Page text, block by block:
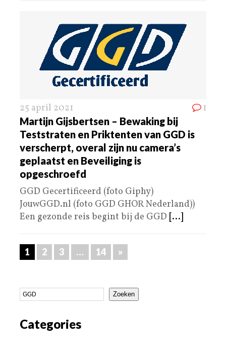
25 april 2021 1
Martijn Gijsbertsen – Bewaking bij
Teststraten en Priktenten van GGD is
verscherpt, overal zijn nu camera’s
geplaatst en Beveiliging is
opgeschroefd
GGD Gecertificeerd (foto Giphy)
JouwGGD.nl (foto GGD GHOR Nederland))
Een gezonde reis begint bij de GGD [...]
1 2 3 … 14 »
Zoeken
Categories